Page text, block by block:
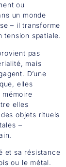
ou
un monde
– il transforme
tension spatiale.
pas
mais
D’une
elles
mémoire
elles
objets rituels
–
et sa résistance
ou le métal.